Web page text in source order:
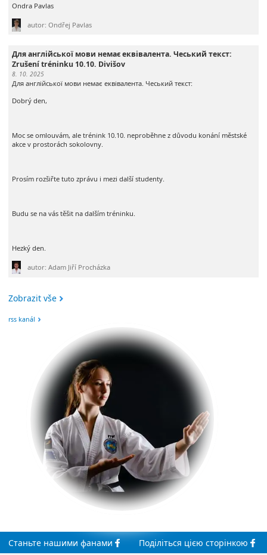
Ondra Pavlas
autor: Ondřej Pavlas
Для англійської мови немає еквівалента. Чеський текст:
Zrušení tréninku 10.10. Divišov
8. 10. 2025
Для англійської мови немає еквівалента. Чеський текст:
Dobrý den,
Moc se omlouvám, ale trénink 10.10. neproběhne z důvodu konání městské
akce v prostorách sokolovny.
Prosím rozšiřte tuto zprávu i mezi další studenty.
Budu se na vás těšit na dalším tréninku.
Hezký den.
autor: Adam Jiří Procházka
Zobrazit vše
rss kanál
Станьте нашими фанами Поділіться цією сторінкою